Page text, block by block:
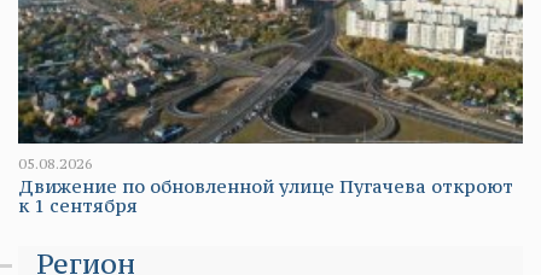
05.08.2026
Движение по обновленной улице Пугачева откроют
к 1 сентября
Регион